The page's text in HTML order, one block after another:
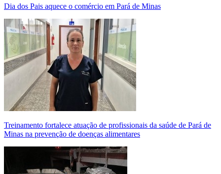
Dia dos Pais aquece o comércio em Pará de Minas
Treinamento fortalece atuação de profissionais da saúde de Pará de
Minas na prevenção de doenças alimentares